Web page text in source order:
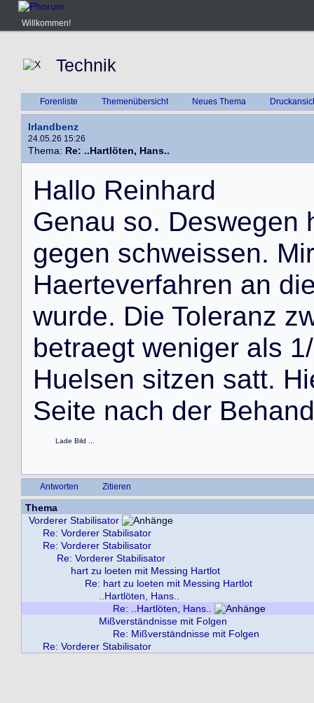
Willkommen!
Technik
Forenliste Themenübersicht Neues Thema
Irlandbenz
24.05.26 15:26
Thema: Re: ..Hartlöten, Hans..
Hallo Reinhard
Genau so. Deswegen
gegen schweissen. Mir
Haerteverfahren an di
wurde. Die Toleranz z
betraegt weniger als 1/
Huelsen sitzen satt. Hi
Seite nach der Behand
Lade Bild ...
Antworten Zitieren
Thema
Vorderer Stabilisator
Re: Vorderer Stabilisator
Re: Vorderer Stabilisator
Re: Vorderer Stabilisator
hart zu loeten mit Messing Hartlot
Re: hart zu loeten mit Messing Hartlot
..Hartlöten, Hans..
Re: ..Hartlöten, Hans..
Mißverständnisse mit Folgen
Re: Mißverständnisse mit Folgen
Re: Vorderer Stabilisator